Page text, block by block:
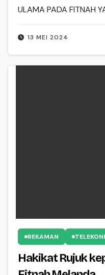
13 MEI 2024
ULAMA PADA FITNAH
REKAMAN
Hakikat Rujuk